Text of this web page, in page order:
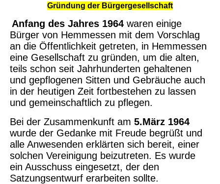
Gründung der Bürgergesellschaft
Anfang des Jahres 1964 waren einige
Bürger von Hemmessen mit dem Vorschlag
an die Öffentlichkeit getreten, in Hemmessen
eine Gesellschaft zu gründen, um die alten,
teils schon seit Jahrhunderten gehaltenen
und gepflogenen Sitten und Gebräuche auch
in der heutigen Zeit fortbestehen zu lassen
und gemeinschaftlich zu pflegen.
Bei der Zusammenkunft am 5.März 1964
wurde der Gedanke mit Freude begrüßt und
alle Anwesenden erklärten sich bereit, einer
solchen Vereinigung beizutreten. Es wurde
ein Ausschuss eingesetzt, der den
Satzungsentwurf erarbeiten sollte.